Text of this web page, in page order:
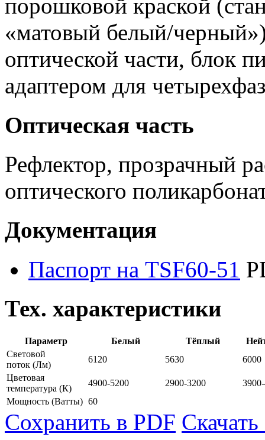
порошковой краской
«матовый белый/
оптической части, блок
адаптером для
Оптическая часть
Рефлектор, прозрачный
оптического
Документация
Паспорт на TSF60-51
Тех. характеристики
Параметр Белый Тёплый
Световой
поток (Лм)
6120 5630
6000
Цветовая
температура (К)
4900-5200 2900-3200
Мощность (Ватты) 60
Сохранить в PDF